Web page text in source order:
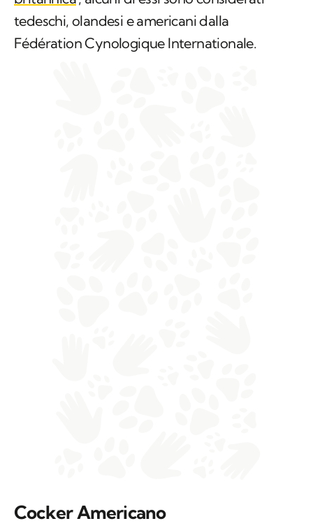
tedeschi, olandesi e americani dalla
Fédération Cynologique Internationale.
Cocker Americano